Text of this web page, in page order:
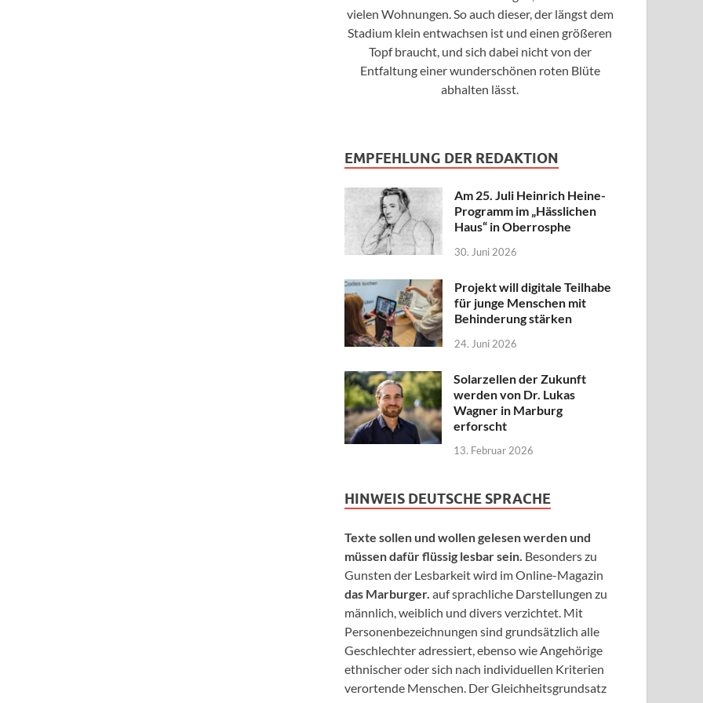
vielen Wohnungen. So auch dieser, der längst dem
Stadium klein entwachsen ist und einen größeren
Topf braucht, und sich dabei nicht von der
Entfaltung einer wunderschönen roten Blüte
abhalten lässt.
EMPFEHLUNG DER REDAKTION
Am 25. Juli Heinrich Heine-
Programm im „Hässlichen
Haus“ in Oberrosphe
30. Juni 2026
Projekt will digitale Teilhabe
für junge Menschen mit
Behinderung stärken
24. Juni 2026
Solarzellen der Zukunft
werden von Dr. Lukas
Wagner in Marburg
erforscht
13. Februar 2026
HINWEIS DEUTSCHE SPRACHE
Texte sollen und wollen gelesen werden und
müssen dafür flüssig lesbar sein. Besonders zu
Gunsten der Lesbarkeit wird im Online-Magazin
das Marburger. auf sprachliche Darstellungen zu
männlich, weiblich und divers verzichtet. Mit
Personenbezeichnungen sind grundsätzlich alle
Geschlechter adressiert, ebenso wie Angehörige
ethnischer oder sich nach individuellen Kriterien
verortende Menschen. Der Gleichheitsgrundsatz